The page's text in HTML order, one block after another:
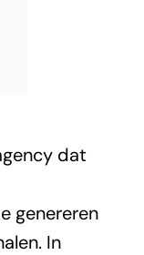
dat
genereren
In